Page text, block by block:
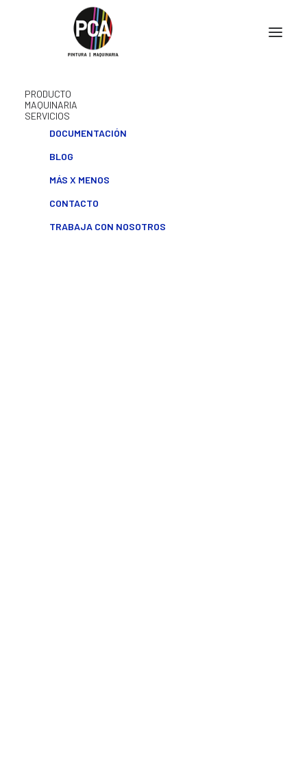
PRODUCTO
MAQUINARIA
SERVICIOS
DOCUMENTACIÓN
BLOG
MÁS X MENOS
CONTACTO
TRABAJA CON NOSOTROS
Formación